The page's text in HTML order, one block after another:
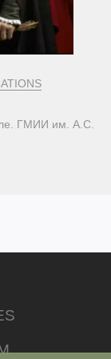
ГМИИ им. А.С.